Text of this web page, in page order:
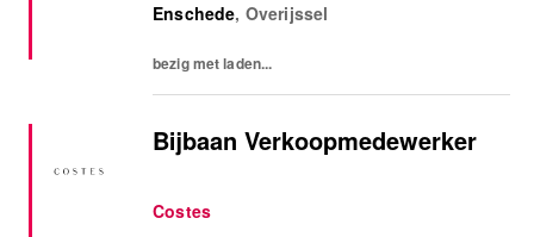
Enschede, Overijssel
bezig met laden...
Bijbaan Verkoopmedewerker
Costes